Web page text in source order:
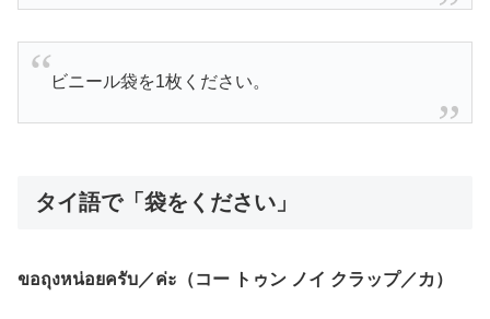
ビニール袋を1枚ください。
タイ語で「袋をください」
ขอถุงหน่อยครับ／ค่ะ（コー トゥン ノイ クラップ／カ）